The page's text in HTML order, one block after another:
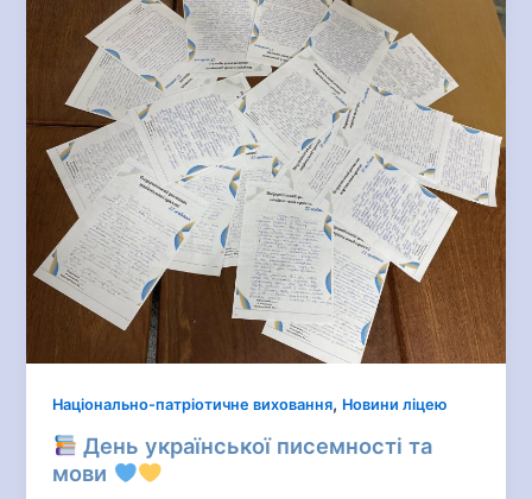
Національно-патріотичне виховання, Новини ліцею
День української писемності та
мови